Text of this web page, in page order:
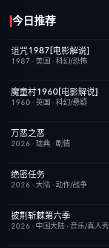
今日推荐
已完结
诅咒1987[电影解说]
1987 · 美国 · 科幻/恐怖
已完结
魔童村1960[电影解说]
1960 · 英国 · 科幻/悬疑
今日更新
万恶之恶
2026 · 瑞典 · 剧情
今日更新
绝密任务
2026 · 大陆 · 动作/战争
今日更新
披荆斩棘第六季
2026 · 中国大陆 · 音乐/真人秀